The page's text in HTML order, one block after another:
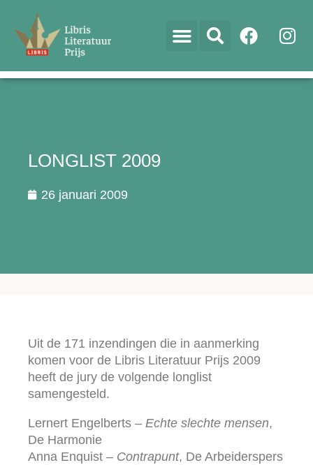
LONGLIST 2009
26 januari 2009
Uit de 171 inzendingen die in aanmerking
komen voor de Libris Literatuur Prijs 2009
heeft de jury de volgende longlist
samengesteld.
Lernert Engelberts – Echte slechte mensen,
De Harmonie
Anna Enquist – Contrapunt, De Arbeiderspers